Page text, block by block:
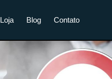
Loja Blog Contato